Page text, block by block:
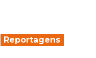
Reportagens